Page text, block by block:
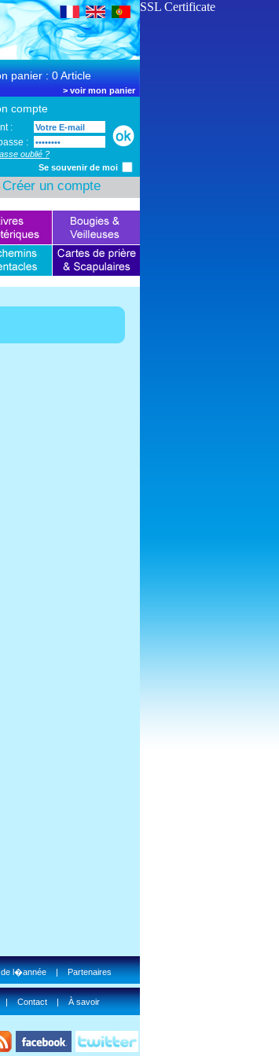
panier : 0 Article
> voir mon panier
compte
:
:
oublié ?
Se souvenir de moi
Créer un compte
l�année|Partenaires
Contact|À savoir
SSL Certificate